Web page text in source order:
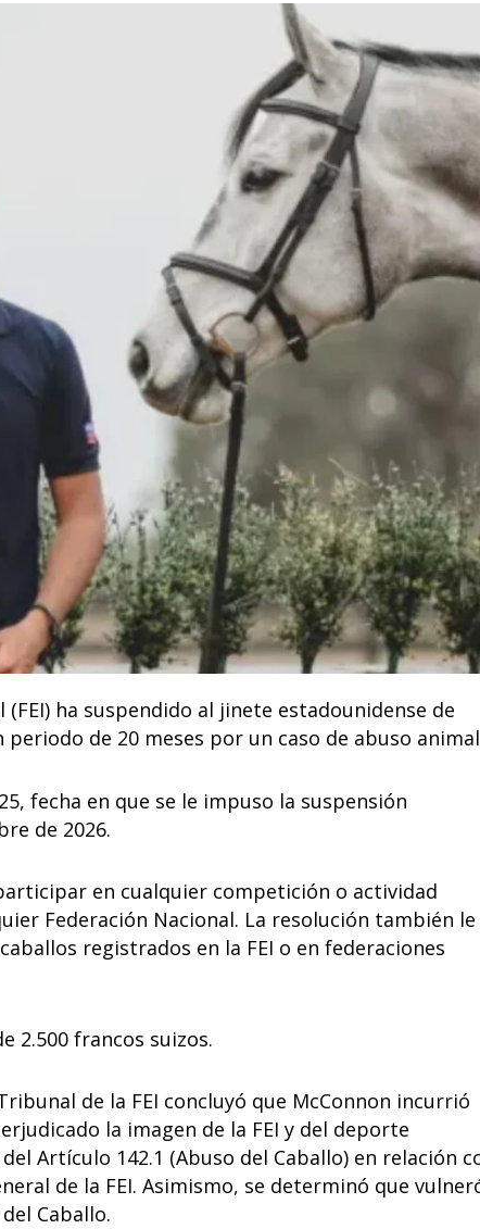
ha suspendido al jinete estadounidense de
de 20 meses por un caso de abuso
fecha en que se le impuso la suspensión
de 2026.
en cualquier competición o actividad
Federación Nacional. La resolución también le
registrados en la FEI o en federaciones
2.500 francos suizos.
de la FEI concluyó que McConnon incurrió
la imagen de la FEI y del deporte
Artículo 142.1 (Abuso del Caballo) en relación
de la FEI. Asimismo, se determinó que
Caballo.